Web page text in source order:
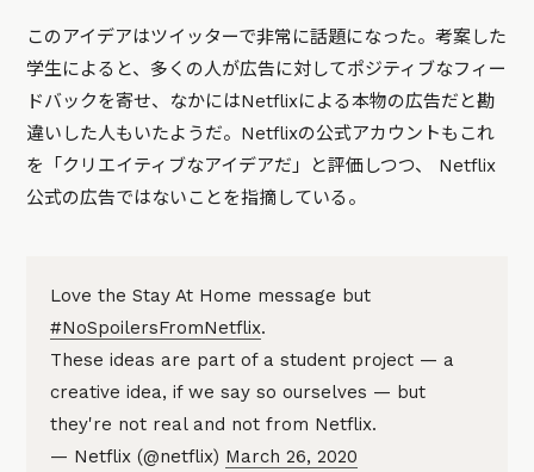
このアイデアはツイッターで非常に話題になった。考案した
学生によると、多くの人が広告に対してポジティブなフィー
ドバックを寄せ、なかにはNetflixによる本物の広告だと勘
違いした人もいたようだ。Netflixの公式アカウントもこれ
を「クリエイティブなアイデアだ」と評価しつつ、 Netflix
公式の広告ではないことを指摘している。
Love the Stay At Home message but
#NoSpoilersFromNetflix.
These ideas are part of a student project — a
creative idea, if we say so ourselves — but
they're not real and not from Netflix.
— Netflix (@netflix) March 26, 2020